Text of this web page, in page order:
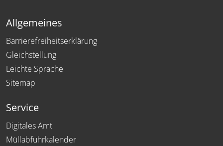
Allgemeines
Barrierefreiheitserklärung
Gleichstellung
Leichte Sprache
Sitemap
Service
Digitales Amt
Müllabfuhrkalender